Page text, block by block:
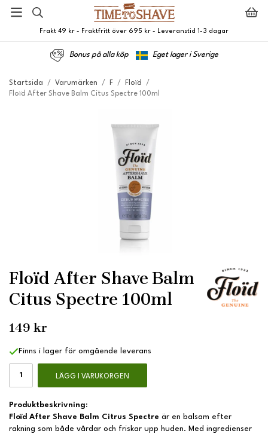
Frakt 49 kr - Fraktfritt över 695 kr - Leveranstid 1-3 dagar
Bonus på alla köp Eget lager i Sverige
Startsida / Varumärken / F / Floïd
/
Floïd After Shave Balm Citus Spectre 100ml
Floïd After Shave Balm
Citus Spectre 100ml
149 kr
Finns i lager för omgående leverans
LÄGG I VARUKORGEN
Produktbeskrivning:
Floïd After Shave Balm Citrus Spectre är en balsam efter
rakning som både vårdar och friskar upp huden. Med ingredienser